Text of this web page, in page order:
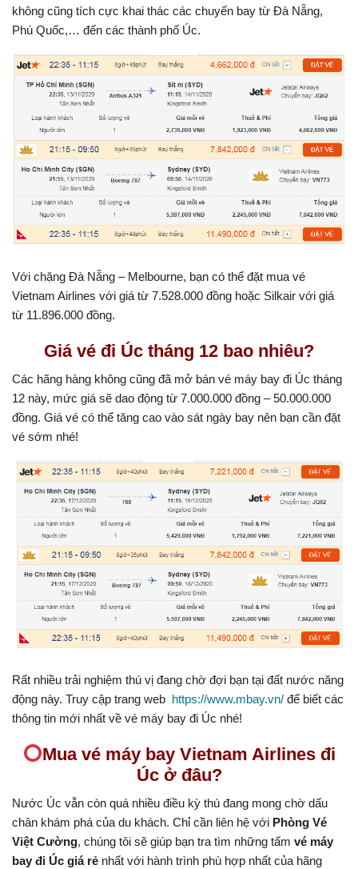
không cũng tích cực khai thác các chuyến bay từ Đà Nẵng,
Phú Quốc,… đến các thành phố Úc.
Với chặng Đà Nẵng – Melbourne, bạn có thể đặt mua vé
Vietnam Airlines với giá từ 7.528.000 đồng hoặc Silkair với giá
từ 11.896.000 đồng.
Giá vé đi Úc tháng 12 bao nhiêu?
Các hãng hàng không cũng đã mở bán vé máy bay đi Úc tháng
12 này, mức giá sẽ dao động từ 7.000.000 đồng – 50.000.000
đồng. Giá vé có thể tăng cao vào sát ngày bay nên bạn cần đặt
vé sớm nhé!
Rất nhiều trải nghiệm thú vị đang chờ đợi bạn tại đất nước năng
động này. Truy cập trang web https://www.mbay.vn/ để biết các
thông tin mới nhất về vé máy bay đi Úc nhé!
Mua vé máy bay Vietnam Airlines đi
Úc ở đâu?
Nước Úc vẫn còn quá nhiều điều kỳ thú đang mong chờ dấu
chân khám phá của du khách. Chỉ cần liên hệ với Phòng Vé
Việt Cường, chúng tôi sẽ giúp bạn tra tìm những tấm vé máy
bay đi Úc giá rẻ nhất với hành trình phù hợp nhất của hãng